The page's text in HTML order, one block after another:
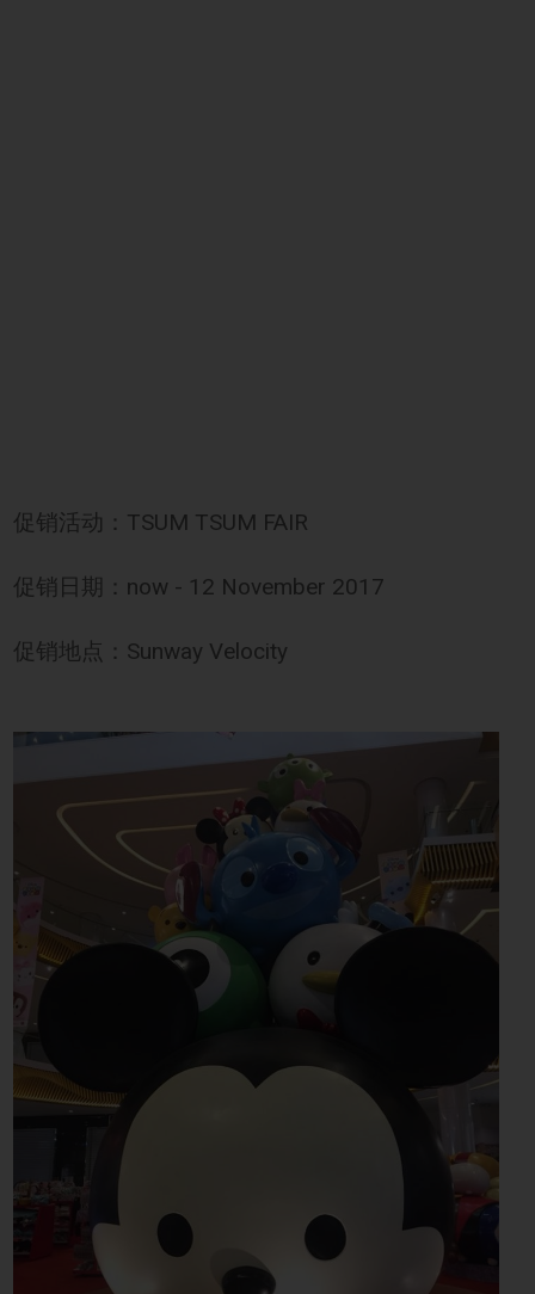
促销活动：TSUM TSUM FAIR
促销日期：now - 12 November 2017
促销地点：Sunway Velocity